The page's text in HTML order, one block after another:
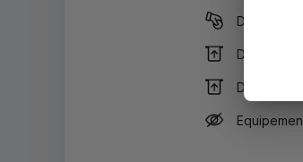
Dépôt de
Dépôt
Dépôt de